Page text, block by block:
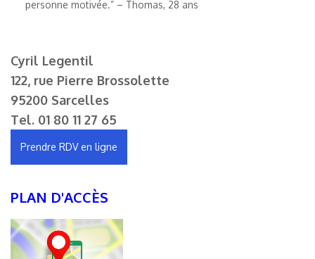
personne motivée.” – Thomas, 28 ans
Cyril Legentil
122, rue Pierre Brossolette
95200 Sarcelles
Tel. 01 80 11 27 65
Prendre RDV en ligne
PLAN D'ACCÈS